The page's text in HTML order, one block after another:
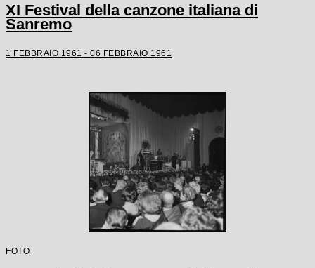
XI Festival della canzone italiana di
Sanremo
1 FEBBRAIO 1961 - 06 FEBBRAIO 1961
FOTO